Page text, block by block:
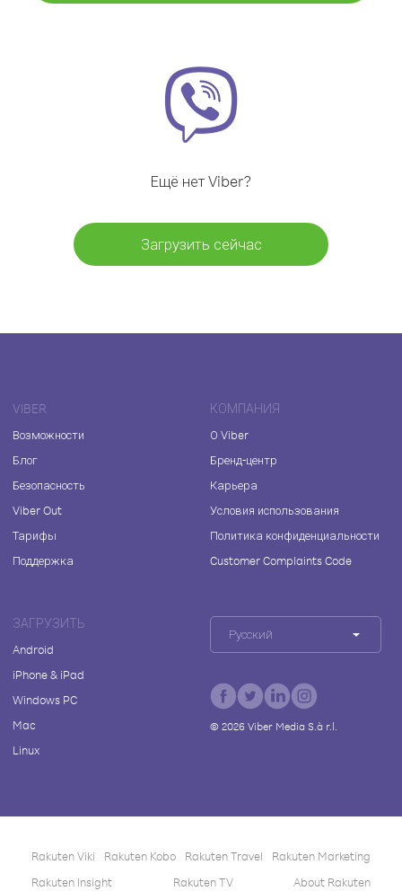
Ещё нет Viber?
Загрузить сейчас
VIBER
Возможности
Блог
Безопасность
Viber Out
Тарифы
Поддержка
КОМПАНИЯ
О Viber
Бренд-центр
Карьера
Условия использования
Политика конфиденциальности
Customer Complaints Code
ЗАГРУЗИТЬ
Android
iPhone & iPad
Windows PC
Mac
Linux
Русский
© 2026Viber Media S.à r.l.
Rakuten Viki Rakuten Kobo Rakuten Travel
Rakuten Marketing
Rakuten Insight
Rakuten TV About Rakuten